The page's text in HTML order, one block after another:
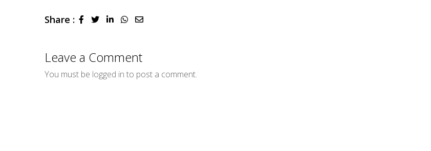
Share : LinkedInWhatsapp
Share
Leave a Comment
You must be logged in to post a comment.